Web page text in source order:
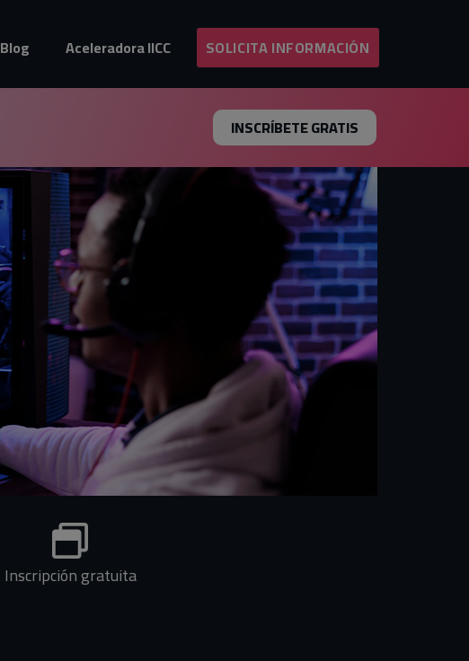
Blog Aceleradora IICC SOLICITA INFORMACIÓN
INSCRÍBETE GRATIS
Inscripción gratuita